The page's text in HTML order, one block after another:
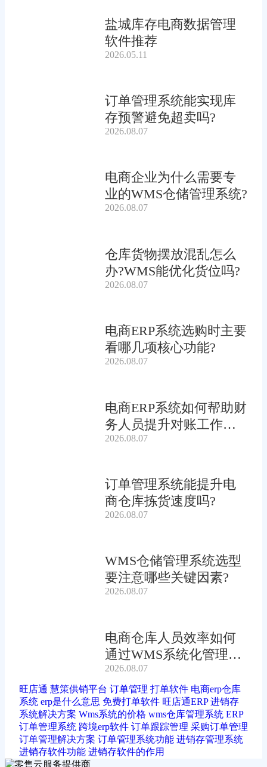
盐城库存电商数据管理
软件推荐
2026.05.11
订单管理系统能实现库
存预警避免超卖吗?
2026.08.07
电商企业为什么需要专
业的WMS仓储管理系统?
2026.08.07
仓库货物摆放混乱怎么
办?WMS能优化货位吗?
2026.08.07
电商ERP系统选购时主要
看哪几项核心功能?
2026.08.07
电商ERP系统如何帮助财
务人员提升对账工作效
率?
2026.08.07
订单管理系统能提升电
商仓库拣货速度吗?
2026.08.07
WMS仓储管理系统选型
要注意哪些关键因素?
2026.08.07
电商仓库人员效率如何
通过WMS系统化管理提
升?
2026.08.07
旺店通 慧策供销平台 订单管理 打单软件 电商erp仓库
系统 erp是什么意思 免费打单软件 旺店通ERP 进销存
系统解决方案 Wms系统的价格 wms仓库管理系统 ERP
订单管理系统 跨境erp软件 订单跟踪管理 采购订单管理
订单管理解决方案 订单管理系统功能 进销存管理系统
进销存软件功能 进销存软件的作用